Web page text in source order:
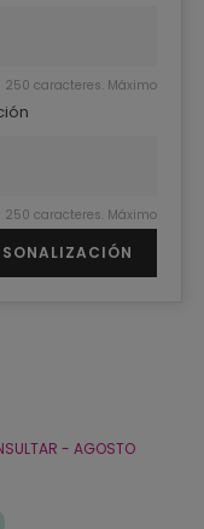
250 caracteres. Máximo
250 caracteres. Máximo
- AGOSTO